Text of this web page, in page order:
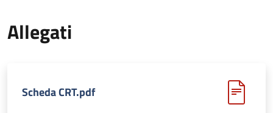
Allegati
Scheda CRT.pdf